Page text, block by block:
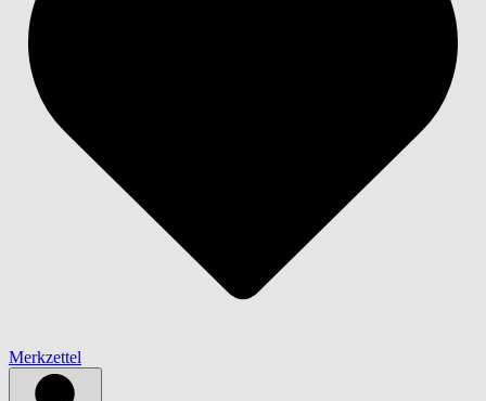
Merkzettel